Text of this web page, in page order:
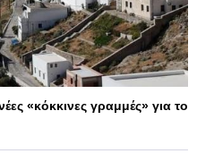
«κόκκινες γραμμές» για το